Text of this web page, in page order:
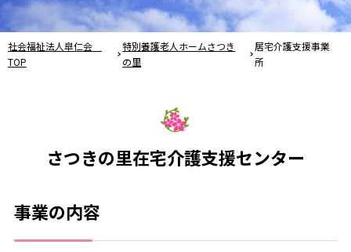
社会福祉法人皐仁会
TOP
特別養護老人ホームさつき
の里
居宅介護支援事業
所
さつきの里在宅介護支援センター
事業の内容